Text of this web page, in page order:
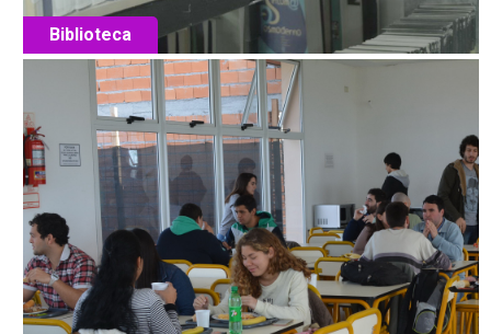
Biblioteca